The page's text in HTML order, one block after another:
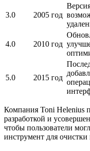
3.0 2005 год
4.0 2010 год
5.0 2015 год
Компания Toni Helenius
разработкой и
чтобы пользователи
инструмент для